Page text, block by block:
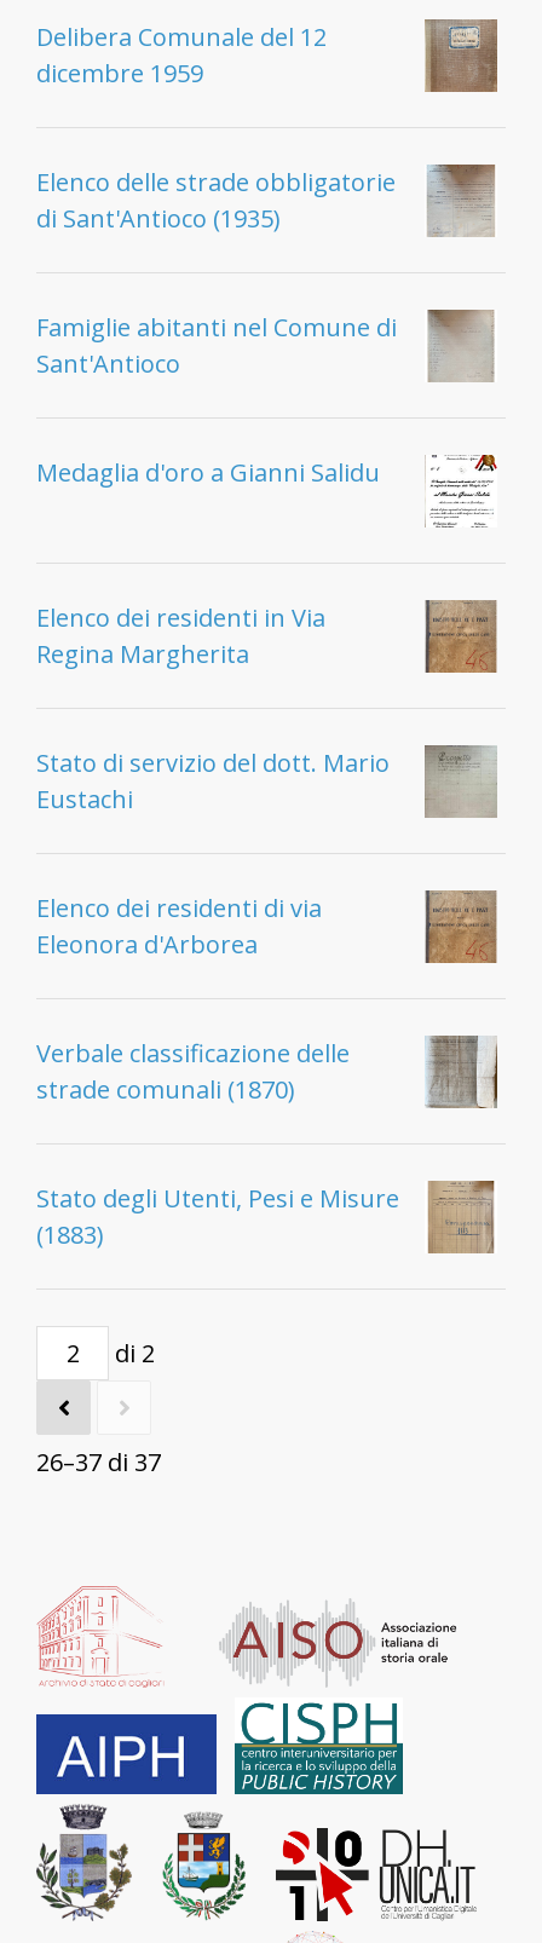
Delibera Comunale del 12
dicembre 1959
Elenco delle strade obbligatorie
di Sant'Antioco (1935)
Famiglie abitanti nel Comune di
Sant'Antioco
Medaglia d'oro a Gianni Salidu
Elenco dei residenti in Via
Regina Margherita
Stato di servizio del dott. Mario
Eustachi
Elenco dei residenti di via
Eleonora d'Arborea
Verbale classificazione delle
strade comunali (1870)
Stato degli Utenti, Pesi e Misure
(1883)
di 2
26–37 di 37